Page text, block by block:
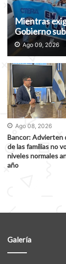
Mientras
Gobierno
educativas
Ago 09, 2026
Ago 08, 2026
Bancor: Advierten
de las familias no
niveles normales
año
Galería